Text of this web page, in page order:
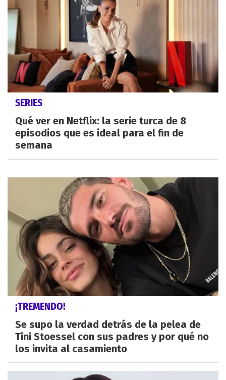
SERIES
Qué ver en Netflix: la serie turca de 8
episodios que es ideal para el fin de
semana
¡TREMENDO!
Se supo la verdad detrás de la pelea de
Tini Stoessel con sus padres y por qué no
los invita al casamiento